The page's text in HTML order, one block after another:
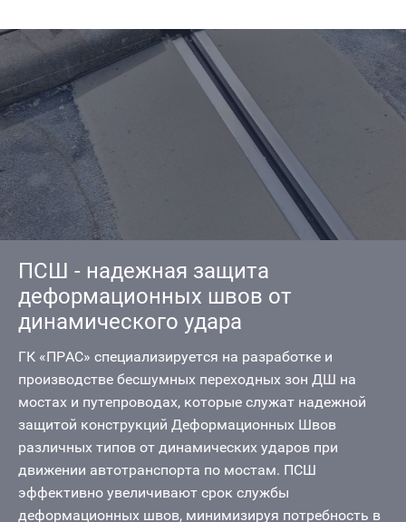
ПСШ - надежная защита
деформационных швов от
динамического удара
ГК «ПРАС» специализируется на разработке и
производстве бесшумных переходных зон ДШ на
мостах и путепроводах, которые служат надежной
защитой конструкций Деформационных Швов
различных типов от динамических ударов при
движении автотранспорта по мостам. ПСШ
эффективно увеличивают срок службы
деформационных швов, минимизируя потребность в